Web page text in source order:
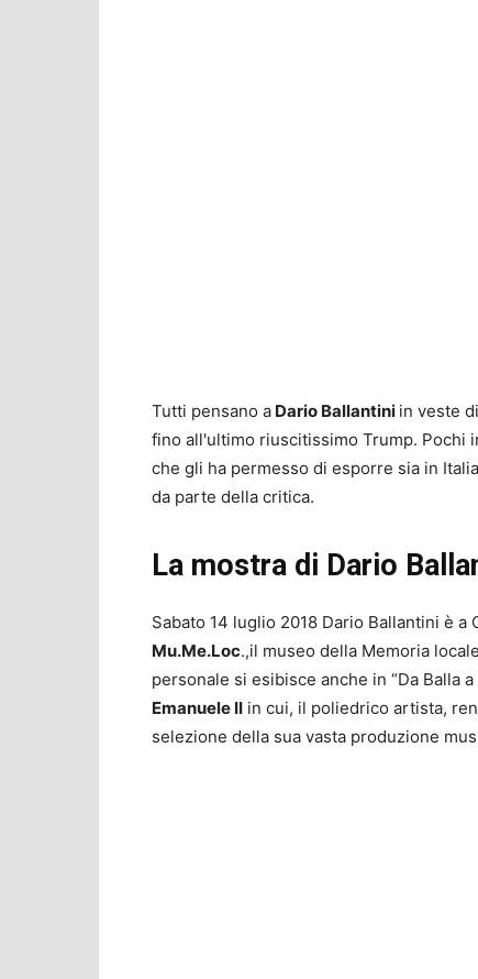
Tutti pensano a Dario Ballantini in veste
fino all'ultimo riuscitissimo Trump. Pochi
che gli ha permesso di esporre sia in
da parte della critica.
La mostra di Dario
Sabato 14 luglio 2018 Dario Ballantini è a
Mu.Me.Loc.,il museo della Memoria
personale si esibisce anche in “Da Balla a
Emanuele II in cui, il poliedrico artista,
selezione della sua vasta produzione